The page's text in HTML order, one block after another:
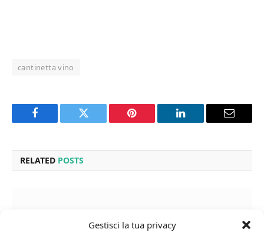
Gestisci la tua privacy
cantinetta vino
Facebook Twitter Pinterest LinkedIn Email
RELATED POSTS